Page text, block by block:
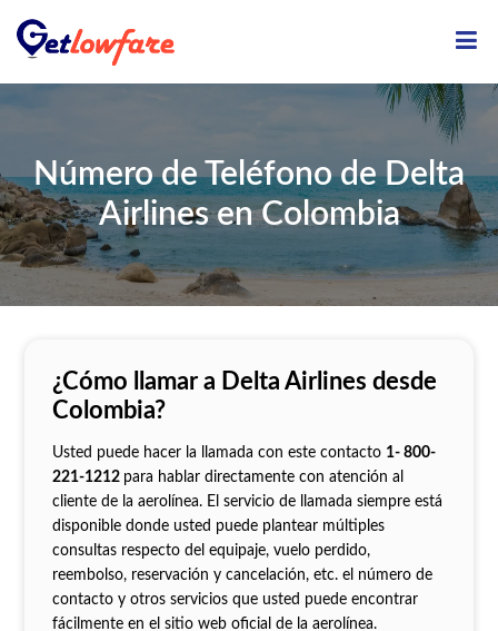
Número de Teléfono de Delta
Airlines en Colombia
¿Cómo llamar a Delta Airlines desde
Colombia?
Usted puede hacer la llamada con este contacto 1- 800-
221-1212 para hablar directamente con atención al
cliente de la aerolínea. El servicio de llamada siempre está
disponible donde usted puede plantear múltiples
consultas respecto del equipaje, vuelo perdido,
reembolso, reservación y cancelación, etc. el número de
contacto y otros servicios que usted puede encontrar
fácilmente en el sitio web oficial de la aerolínea.